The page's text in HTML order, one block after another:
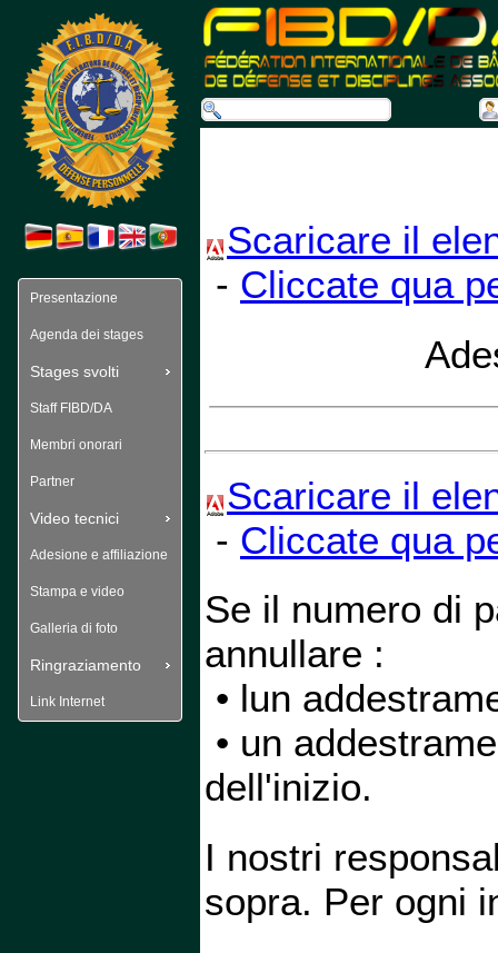
Presentazione
Agenda dei stages
Stages svolti
Staff FIBD/DA
Membri onorari
Partner
Video tecnici
Adesione e affiliazione
Stampa e video
Galleria di foto
Ringraziamento
Link Internet
Scaricare il
- Cliccate qua
Scaricare il
- Cliccate qua
Se il numero di
annullare :
• lun
• un
dell'inizio.
I nostri
sopra. Per ogni